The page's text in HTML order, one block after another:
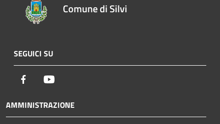
Comune di Silvi
SEGUICI SU
Facebook
AMMINISTRAZIONE